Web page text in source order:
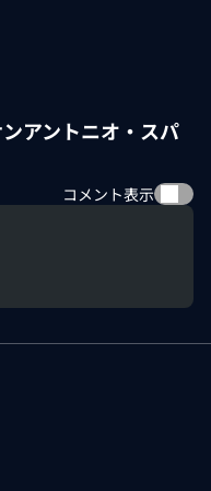
アントニオ・スパ
コメント表示